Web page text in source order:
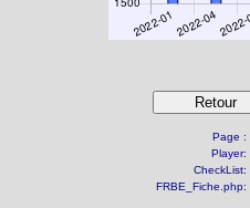
Page :
Player:
CheckList:
FRBE_Fiche.php: